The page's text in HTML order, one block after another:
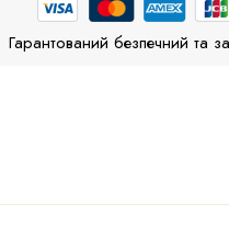
Гарантований безпечний та